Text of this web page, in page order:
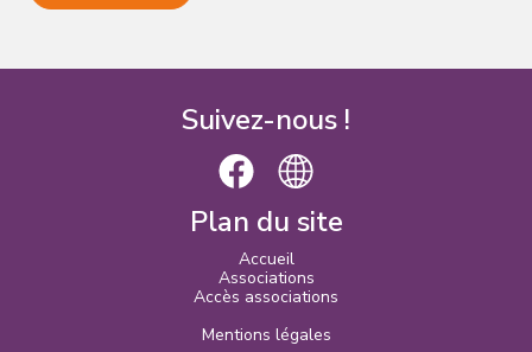
Suivez-nous !
Plan du site
Accueil
Associations
Accès associations
Mentions légales